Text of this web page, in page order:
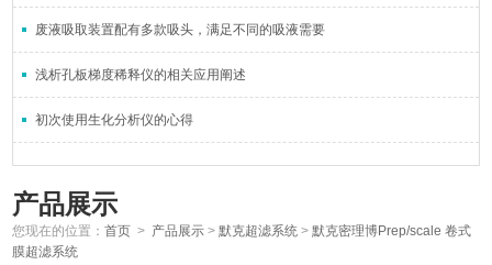
废液吸取装置配有多款吸头，满足不同的吸液需要
浅析孔板梯度稀释仪的相关应用阐述
初次使用生化分析仪的心得
产品展示
您现在的位置：首页 > 产品展示 >默克超滤系统 >默克密理博Prep/scale 卷式
膜超滤系统